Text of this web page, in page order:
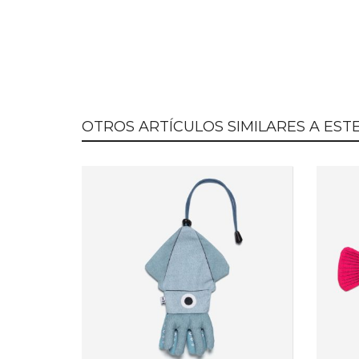
OTROS ARTÍCULOS SIMILARES A